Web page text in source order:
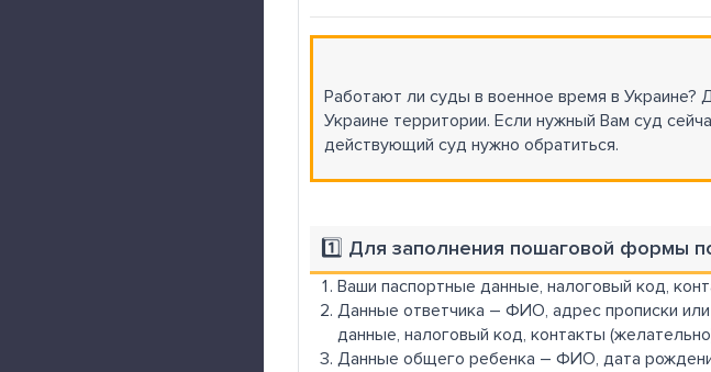
Работают ли суды в военное время в
Украине территории. Если нужный Вам суд
действующий суд нужно обратиться.
1️⃣ Для заполнения пошаговой формы
Ваши паспортные данные, налоговый код,
Данные ответчика – ФИО, адрес прописки
данные, налоговый код, контакты
Данные общего ребенка – ФИО, дата